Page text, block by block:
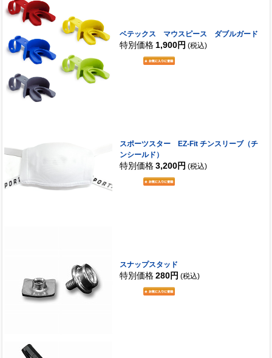
ベテックス マウスピース ダブルガード
特別価格 1,900円 (税込)
スポーツスター EZ-Fit チンスリーブ（チ
ンシールド）
特別価格 3,200円 (税込)
スナップスタッド
特別価格 280円 (税込)